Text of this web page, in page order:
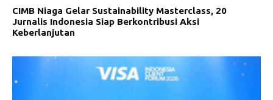
CIMB Niaga Gelar Sustainability Masterclass, 20
Jurnalis Indonesia Siap Berkontribusi Aksi
Keberlanjutan